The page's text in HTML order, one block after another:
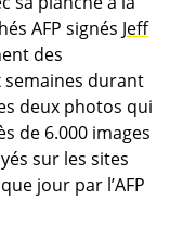
AFP signés Jeff
des
durant
deux photos qui
de 6.000 images
sur les sites
jour par l’AFP